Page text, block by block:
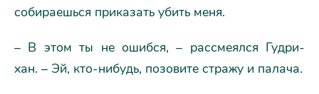
собираешься приказать убить меня.
– В этом ты не ошибся, – рассмеялся Гудри-
хан. – Эй, кто-нибудь, позовите стражу и палача.